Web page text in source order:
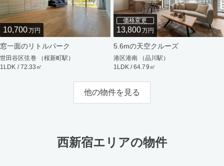
10,700万円
窓一面のリトルパーク
世田谷区弦巻 （桜新町駅）
1LDK / 72.33㎡
価格変更
13,800万円
5.6mの天空クルーズ
港区港南 （品川駅）
1LDK / 64.79㎡
他の物件を見る
西新宿エリアの物件